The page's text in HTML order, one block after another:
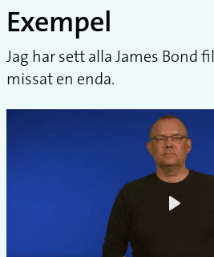
Exempel
Jag har sett alla James Bond
missat en enda.